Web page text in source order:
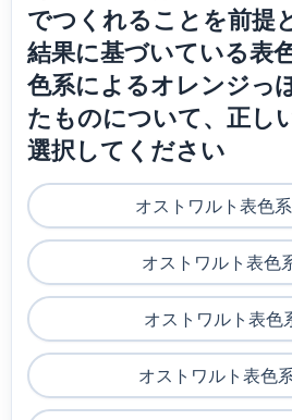
でつくれることを前提
結果に基づいている表
色系によるオレンジっ
たものについて、正し
選択してください
オストワルト表色
オストワルト表色
オストワルト表色
オストワルト表色